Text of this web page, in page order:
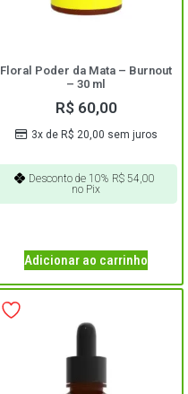
Floral Poder da Mata – Burnout
– 30 ml
R$60,00
3x de R$ 20,00 sem juros
Desconto de 10% R$54,00
no Pix
Adicionar ao carrinho